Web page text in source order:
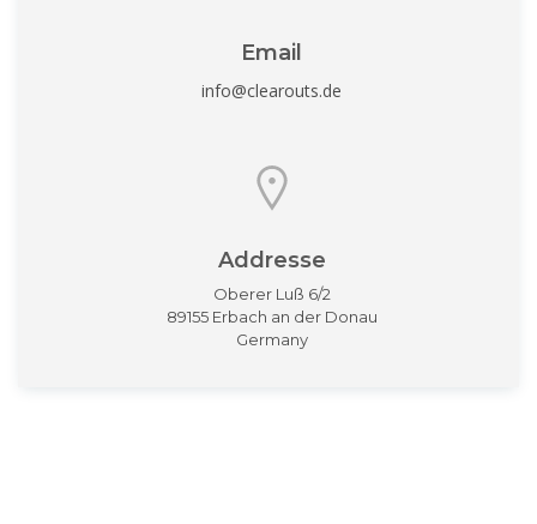
Email
info@clearouts.de
Addresse
Oberer Luß 6/2
89155 Erbach an der Donau
Germany